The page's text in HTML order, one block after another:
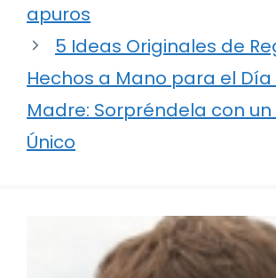
apuros
5 Ideas Originales de
Hechos a Mano para el Día
Madre: Sorpréndela con
Único